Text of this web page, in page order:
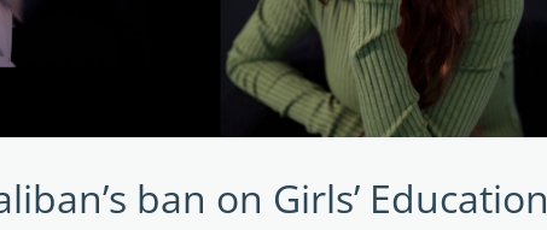
ban on Girls’ Education